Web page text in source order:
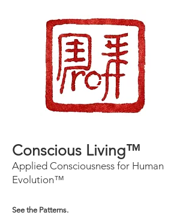
Conscious Living™
Applied Consciousness for Human
Evolution™
See the Patterns.